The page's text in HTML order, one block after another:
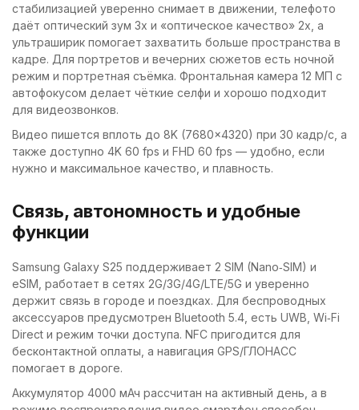
стабилизацией уверенно снимает в движении, телефото
даёт оптический зум 3x и «оптическое качество» 2x, а
ультраширик помогает захватить больше пространства в
кадре. Для портретов и вечерних сюжетов есть ночной
режим и портретная съёмка. Фронтальная камера 12 МП с
автофокусом делает чёткие селфи и хорошо подходит
для видеозвонков.
Видео пишется вплоть до 8K (7680×4320) при 30 кадр/с, а
также доступно 4K 60 fps и FHD 60 fps — удобно, если
нужно и максимальное качество, и плавность.
Связь, автономность и удобные
функции
Samsung Galaxy S25 поддерживает 2 SIM (Nano‑SIM) и
eSIM, работает в сетях 2G/3G/4G/LTE/5G и уверенно
держит связь в городе и поездках. Для беспроводных
аксессуаров предусмотрен Bluetooth 5.4, есть UWB, Wi‑Fi
Direct и режим точки доступа. NFC пригодится для
бесконтактной оплаты, а навигация GPS/ГЛОНАСС
помогает в дороге.
Аккумулятор 4000 мАч рассчитан на активный день, а в